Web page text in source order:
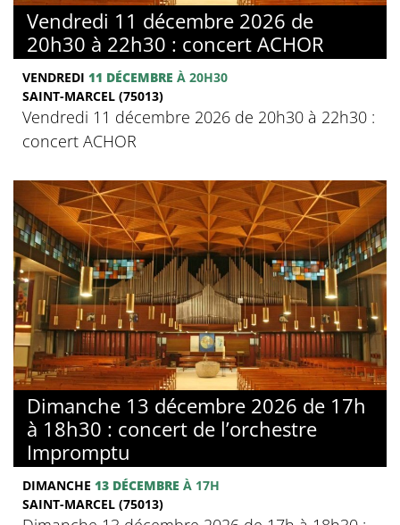
Vendredi 11 décembre 2026 de
20h30 à 22h30 : concert ACHOR
VENDREDI 11 DÉCEMBRE À 20H30
SAINT-MARCEL (75013)
Vendredi 11 décembre 2026 de 20h30 à 22h30 :
concert ACHOR
Dimanche 13 décembre 2026 de 17h
à 18h30 : concert de l’orchestre
Impromptu
DIMANCHE 13 DÉCEMBRE À 17H
SAINT-MARCEL (75013)